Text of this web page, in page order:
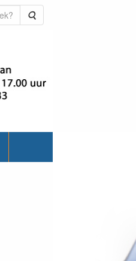
Zoeken